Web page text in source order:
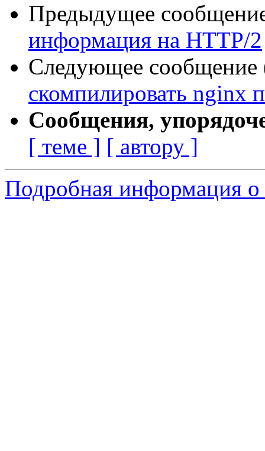
Предыдущее
информация на HTTP/2
Следующее сообщение
скомпилировать nginx
Сообщения,
[ теме ] [ автору ]
Подробная информация